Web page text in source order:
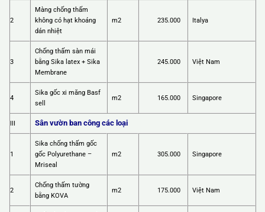
2
Màng chống thấm
không có hạt khoáng
dán nhiệt
m2 235.000 Italya
3
Chống thấm sàn mái
bằng Sika latex + Sika
Membrane
245.000 Việt Nam
4
Sika gốc xi măng Basf
sell
m2 165.000 Singapore
Sân vườn ban công các loại
1
Sika chống thấm gốc
gốc Polyurethane –
Mriseal
m2 305.000 Singapore
2
Chống thấm tường
bằng KOVA
m2 175.000 Việt Nam